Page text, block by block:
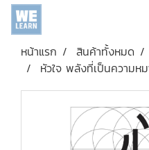
หน้าแรก สินค้าทั้งหมด
หัวใจ พลังที่เป็นความห